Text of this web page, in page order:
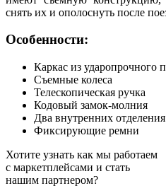
снять их и ополоснуть после
Особенности:
Каркас из ударопрочного
Съемные колеса
Телескопическая ручка
Кодовый замок-молния
Два внутренних отделения
Фиксирующие ремни
Хотите узнать как мы работаем
с маркетплейсами и стать
нашим партнером?